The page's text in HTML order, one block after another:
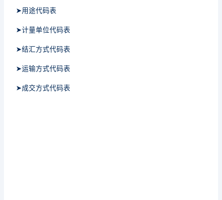
➤用途代码表
➤计量单位代码表
➤结汇方式代码表
➤运输方式代码表
➤成交方式代码表